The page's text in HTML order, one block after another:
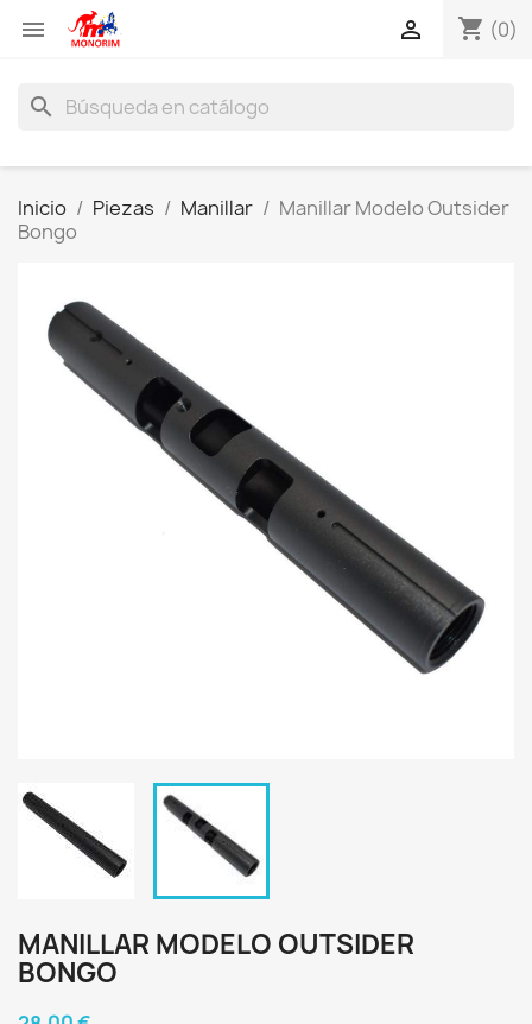
 shopping_cart (0)

search
Inicio Piezas Manillar
Manillar Modelo Outsider
Bongo
MANILLAR MODELO OUTSIDER
BONGO